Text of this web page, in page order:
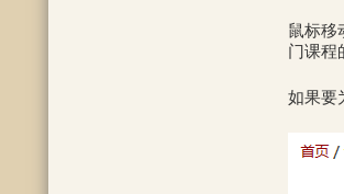
鼠标移
门课程
如果要